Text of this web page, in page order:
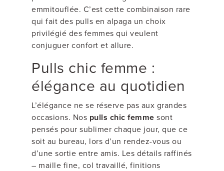
emmitouflée. C’est cette combinaison rare
qui fait des pulls en alpaga un choix
privilégié des femmes qui veulent
conjuguer confort et allure.
Pulls chic femme :
élégance au quotidien
L’élégance ne se réserve pas aux grandes
occasions. Nos pulls chic femme sont
pensés pour sublimer chaque jour, que ce
soit au bureau, lors d’un rendez-vous ou
d’une sortie entre amis. Les détails raffinés
– maille fine, col travaillé, finitions